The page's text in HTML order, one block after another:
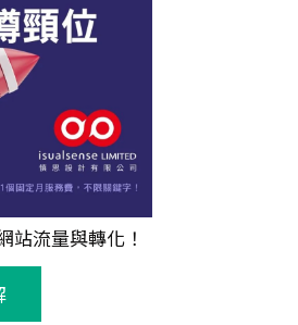
站流量與轉化！